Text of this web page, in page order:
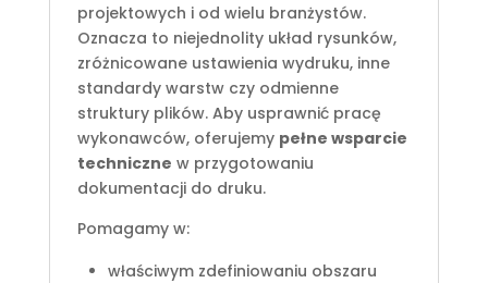
projektowych i od wielu branżystów.
Oznacza to niejednolity układ rysunków,
zróżnicowane ustawienia wydruku, inne
standardy warstw czy odmienne
struktury plików. Aby usprawnić pracę
wykonawców, oferujemy pełne wsparcie
techniczne w przygotowaniu
dokumentacji do druku.
Pomagamy w:
właściwym zdefiniowaniu obszaru